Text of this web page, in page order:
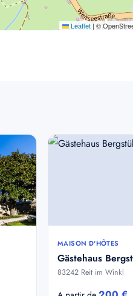
Leaflet |©
MAISON D'HÔTES
Gästehaus
83242 Reit im Winkl